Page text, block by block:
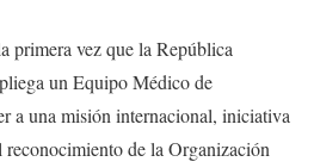
primera vez que la República
un Equipo Médico de
a una misión internacional, iniciativa
de la Organización